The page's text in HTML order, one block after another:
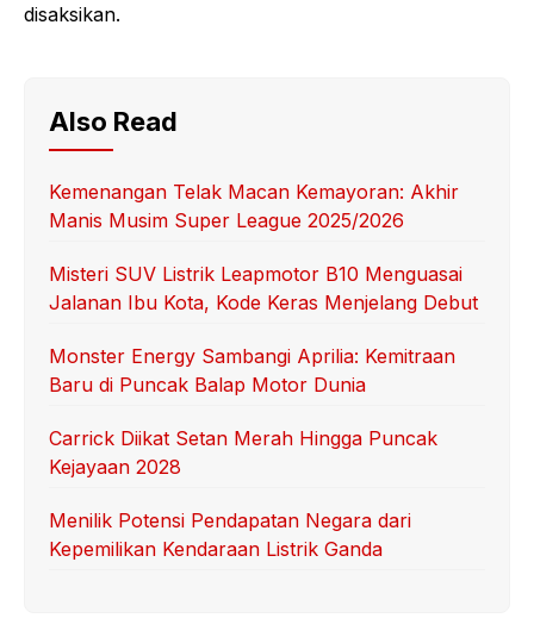
disaksikan.
Also Read
Kemenangan Telak Macan Kemayoran: Akhir
Manis Musim Super League 2025/2026
Misteri SUV Listrik Leapmotor B10 Menguasai
Jalanan Ibu Kota, Kode Keras Menjelang Debut
Monster Energy Sambangi Aprilia: Kemitraan
Baru di Puncak Balap Motor Dunia
Carrick Diikat Setan Merah Hingga Puncak
Kejayaan 2028
Menilik Potensi Pendapatan Negara dari
Kepemilikan Kendaraan Listrik Ganda